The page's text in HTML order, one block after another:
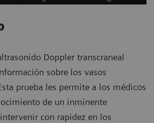
Doppler transcraneal
sobre los vasos
prueba les permite a los médicos
de un inminente
con rapidez en los